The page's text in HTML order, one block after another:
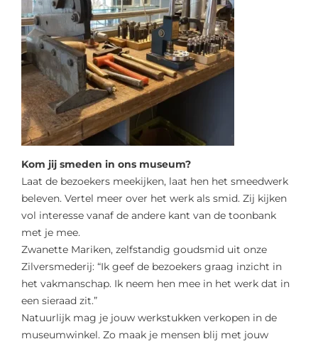
Kom jij smeden in ons museum?
Laat de bezoekers meekijken, laat hen het smeedwerk
beleven. Vertel meer over het werk als smid. Zij kijken
vol interesse vanaf de andere kant van de toonbank
met je mee.
Zwanette Mariken, zelfstandig goudsmid uit onze
Zilversmederij: “Ik geef de bezoekers graag inzicht in
het vakmanschap. Ik neem hen mee in het werk dat in
een sieraad zit.”
Natuurlijk mag je jouw werkstukken verkopen in de
museumwinkel. Zo maak je mensen blij met jouw